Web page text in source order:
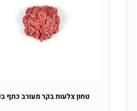
טחון צלעות בקר מעורב כתף